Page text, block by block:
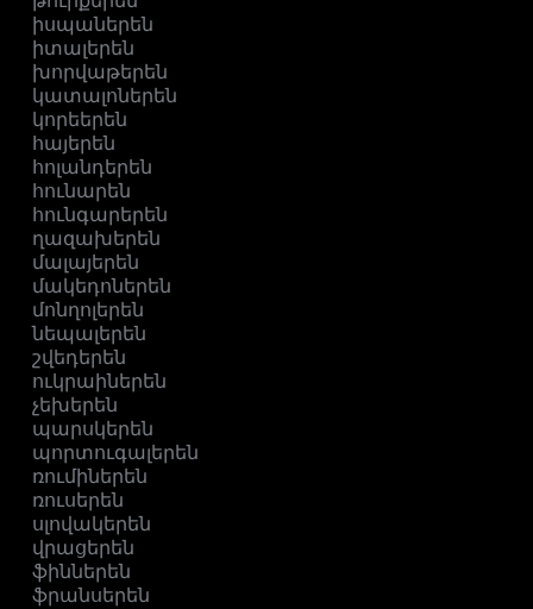
իսպաներեն
իտալերեն
խորվաթերեն
կատալոներեն
կորեերեն
հայերեն
հոլանդերեն
հունարեն
հունգարերեն
ղազախերեն
մալայերեն
մակեդոներեն
մոնղոլերեն
նեպալերեն
շվեդերեն
ուկրաիներեն
չեխերեն
պարսկերեն
պորտուգալերեն
ռումիներեն
ռուսերեն
սլովակերեն
վրացերեն
ֆիններեն
ֆրանսերեն